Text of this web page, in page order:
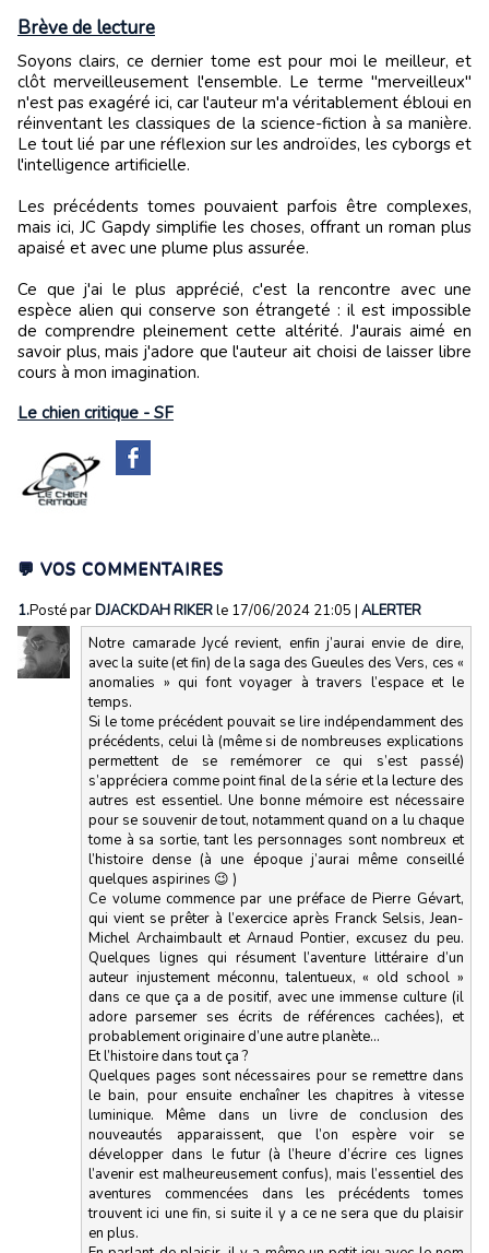
Brève de lecture
Soyons clairs, ce dernier tome est pour moi le meilleur, et
clôt merveilleusement l'ensemble. Le terme "merveilleux"
n'est pas exagéré ici, car l'auteur m'a véritablement ébloui en
réinventant les classiques de la science-fiction à sa manière.
Le tout lié par une réflexion sur les androïdes, les cyborgs et
l'intelligence artificielle.
Les précédents tomes pouvaient parfois être complexes,
mais ici, JC Gapdy simplifie les choses, offrant un roman plus
apaisé et avec une plume plus assurée.
Ce que j'ai le plus apprécié, c'est la rencontre avec une
espèce alien qui conserve son étrangeté : il est impossible
de comprendre pleinement cette altérité. J'aurais aimé en
savoir plus, mais j'adore que l'auteur ait choisi de laisser libre
cours à mon imagination.
Le chien critique - SF
💬 VOS COMMENTAIRES
1.Posté parDJACKDAH RIKERle 17/06/2024 21:05 | ALERTER
Notre camarade Jycé revient, enfin j’aurai envie de dire,
avec la suite (et fin) de la saga des Gueules des Vers, ces «
anomalies » qui font voyager à travers l’espace et le
temps.
Si le tome précédent pouvait se lire indépendamment des
précédents, celui là (même si de nombreuses explications
permettent de se remémorer ce qui s’est passé)
s’appréciera comme point final de la série et la lecture des
autres est essentiel. Une bonne mémoire est nécessaire
pour se souvenir de tout, notamment quand on a lu chaque
tome à sa sortie, tant les personnages sont nombreux et
l’histoire dense (à une époque j’aurai même conseillé
quelques aspirines 😉 )
Ce volume commence par une préface de Pierre Gévart,
qui vient se prêter à l’exercice après Franck Selsis, Jean-
Michel Archaimbault et Arnaud Pontier, excusez du peu.
Quelques lignes qui résument l’aventure littéraire d’un
auteur injustement méconnu, talentueux, « old school »
dans ce que ça a de positif, avec une immense culture (il
adore parsemer ses écrits de références cachées), et
probablement originaire d’une autre planète…
Et l’histoire dans tout ça ?
Quelques pages sont nécessaires pour se remettre dans
le bain, pour ensuite enchaîner les chapitres à vitesse
luminique. Même dans un livre de conclusion des
nouveautés apparaissent, que l’on espère voir se
développer dans le futur (à l’heure d’écrire ces lignes
l’avenir est malheureusement confus), mais l’essentiel des
aventures commencées dans les précédents tomes
trouvent ici une fin, si suite il y a ce ne sera que du plaisir
en plus.